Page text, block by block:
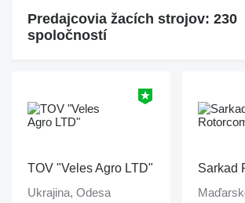
Predajcovia žacích strojov: 230
spoločností
TOV "Veles Agro LTD"
Ukrajina, Odesa
Sarkad